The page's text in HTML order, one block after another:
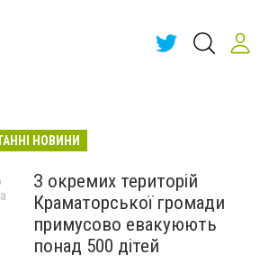
НОВИНИ
З окремих територій
Краматорської громади
примусово евакуюють
понад 500 дітей